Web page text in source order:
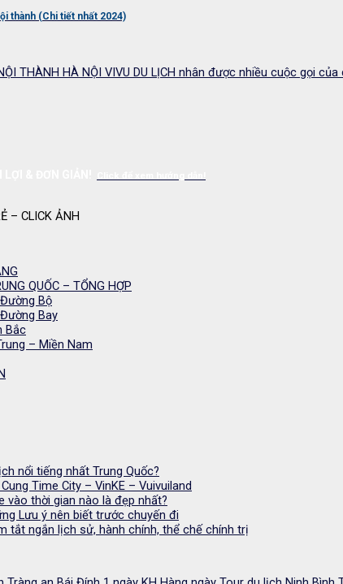
thành (Chi tiết nhất 2024)
THÀNH HÀ NỘI VIVU DU LỊCH nhân được nhiều cuộc gọi
– CLICK ẢNH
QUỐC – TỔNG HỢP
Bộ
Bay
Bắc
– Miền Nam
nổi tiếng nhất Trung Quốc?
Time City – VinKE – Vuivuiland
vào thời gian nào là đẹp nhất?
Lưu ý nên biết trước chuyến đi
tắt ngắn lịch sử, hành chính, thể chế chính trị